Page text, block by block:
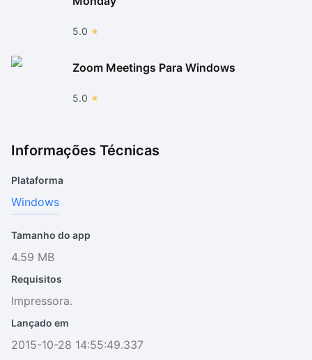
5.0
Zoom Meetings Para Windows
5.0
Informações Técnicas
Plataforma
Windows
Tamanho do app
4.59 MB
Requisitos
Impressora.
Lançado em
2015-10-28 14:55:49.337